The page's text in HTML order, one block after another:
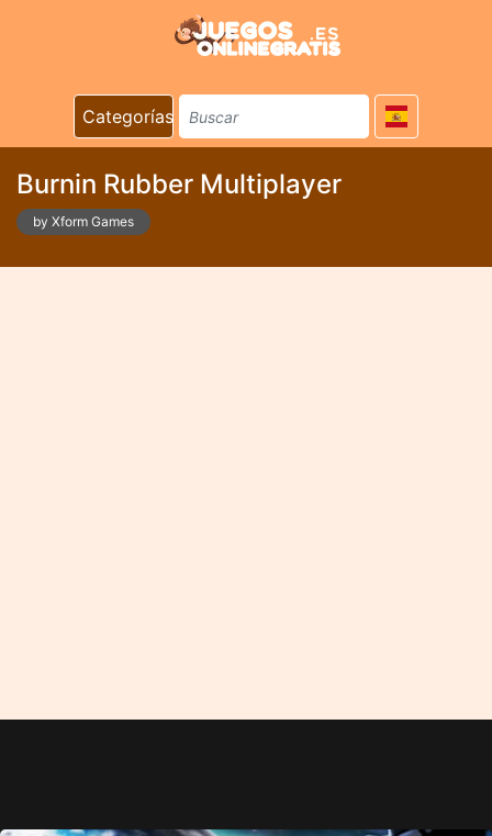
Categorías
Burnin Rubber Multiplayer
by Xform Games